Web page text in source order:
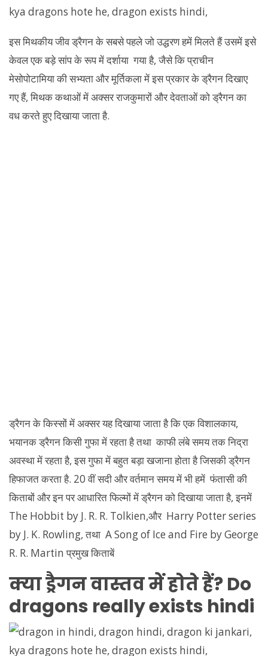
इस मिथकीय जीव ड्रैगन के सबसे पहले जो उद्धरण हमें मिलते हैं उसमें इसे
केवल एक बड़े सांप के रूप में दर्शाया गया है, जैसे कि प्राचीन
मेसोपोटामिया की सभ्यता और मूर्तिकला में इस प्रकार के ड्रैगन दिखाए
गए हैं, मिथक कथाओं में अक्सर राजकुमारों और देवताओं को ड्रैगन का
वध करते हुए दिखाया जाता है.
ड्रैगन के किस्सों में अक्सर यह दिखाया जाता है कि एक विशालकाय,
भयानक ड्रैगन किसी गुफा में रहता है तथा काफी लंबे समय तक निद्रा
अवस्था में रहता है, इस गुफा में बहुत बड़ा खजाना होता है जिसकी ड्रैगन
हिफाजत करता है. 20 वीं सदी और वर्तमान समय में भी हमें फंतासी की
किताबों और इन पर आधारित फिल्मों में ड्रैगन को दिखाया जाता है, इनमें
The Hobbit by J. R. R. Tolkien,और Harry Potter series
by J. K. Rowling, तथा A Song of Ice and Fire by George
R. R. Martin प्रमुख किताबें
क्या ड्रैगन वास्तव में होते हैं? Do
dragons really exists hindi